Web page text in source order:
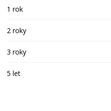
1 rok
2 roky
3 roky
5 let